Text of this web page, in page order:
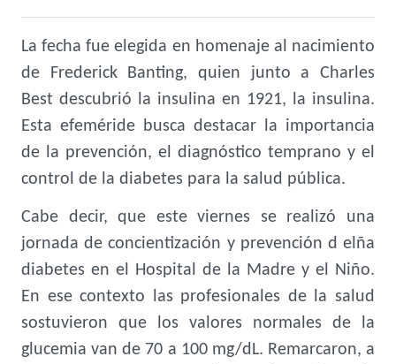
La fecha fue elegida en homenaje al nacimiento
de Frederick Banting, quien junto a Charles
Best descubrió la insulina en 1921, la insulina.
Esta efeméride busca destacar la importancia
de la prevención, el diagnóstico temprano y el
control de la diabetes para la salud pública.
Cabe decir, que este viernes se realizó una
jornada de concientización y prevención d elña
diabetes en el Hospital de la Madre y el Niño.
En ese contexto las profesionales de la salud
sostuvieron que los valores normales de la
glucemia van de 70 a 100 mg/dL. Remarcaron, a